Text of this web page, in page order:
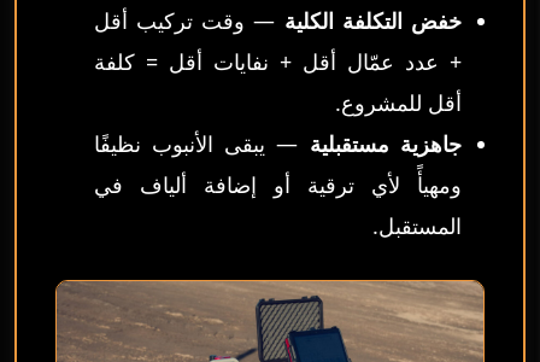
خفض التكلفة الكلية — وقت تركيب أقل
+ عدد عمّال أقل + نفايات أقل = كلفة
أقل للمشروع.
جاهزية مستقبلية — يبقى الأنبوب نظيفًا
ومهيأً لأي ترقية أو إضافة ألياف في
المستقبل.